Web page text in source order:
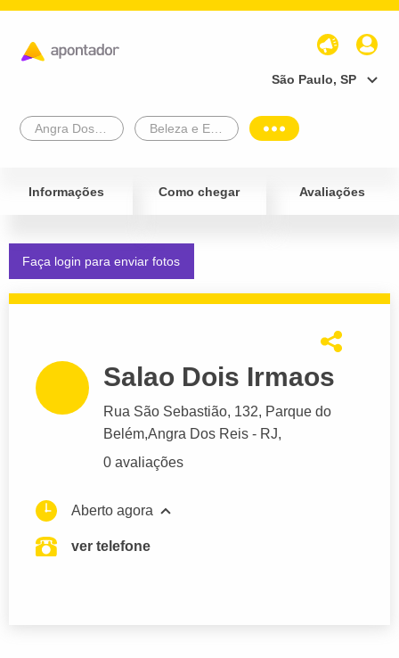
São Paulo, SP
Informações Como chegar Avaliações
Faça login para enviar fotos
Salao Dois Irmaos
Rua São Sebastião, 132, Parque do
Belém,Angra Dos Reis - RJ,
0 avaliações
Aberto agora
ver telefone